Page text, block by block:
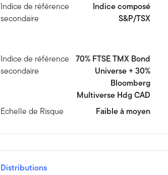
Indice de référence
secondaire
Indice composé
S&P/TSX
Indice de référence
secondaire
70% FTSE TMX Bond
Universe + 30%
Bloomberg
Multiverse Hdg CAD
Echelle de Risque Faible à moyen
Distributions